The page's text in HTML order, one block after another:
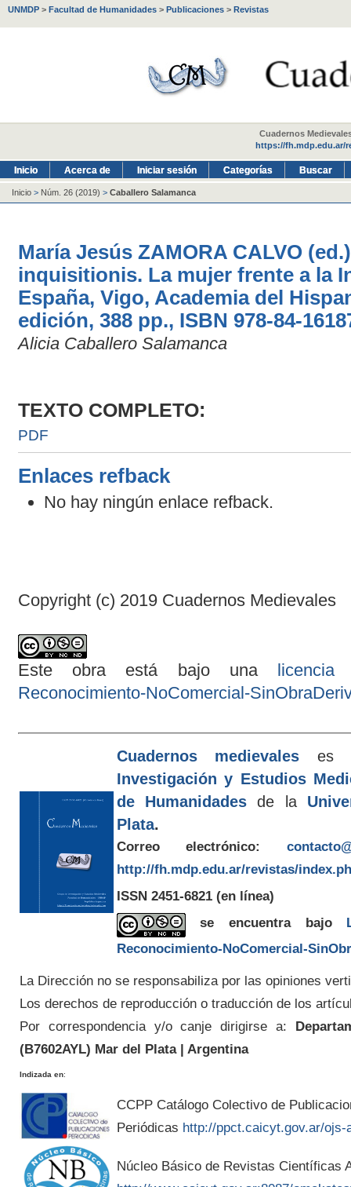
UNMDP > Facultad de Humanidades > Publicaciones > Revistas
Cuadernos
https://fh.mdp.edu.ar/
Inicio Acerca de Iniciar sesión Categorías Buscar
Inicio > Núm. 26 (2019) > Caballero Salamanca
María Jesús ZAMORA CALVO
inquisitionis. La mujer frente a la
España, Vigo, Academia del
edición, 388 pp., ISBN 978-84-
Alicia Caballero Salamanca
TEXTO COMPLETO:
PDF
Enlaces refback
No hay ningún enlace refback.
Copyright (c) 2019 Cuadernos Medievales
Este obra está bajo una
Reconocimiento-NoComercial-
Cuadernos medievales es
Investigación y Estudios
de Humanidades de la
Plata.
Correo electrónico:
http://fh.mdp.edu.ar/revistas/
ISSN 2451-6821 (en línea)
se encuentra bajo
Reconocimiento-NoComercial-
La Dirección no se responsabiliza por las opiniones
Los derechos de reproducción o traducción de los
Por correspondencia y/o canje dirigirse a:
(B7602AYL) Mar del Plata | Argentina
Indizada en:
CCPP Catálogo Colectivo de
Periódicas http://ppct.caicyt.gov.ar/ojs-
Núcleo Básico de Revistas Científicas